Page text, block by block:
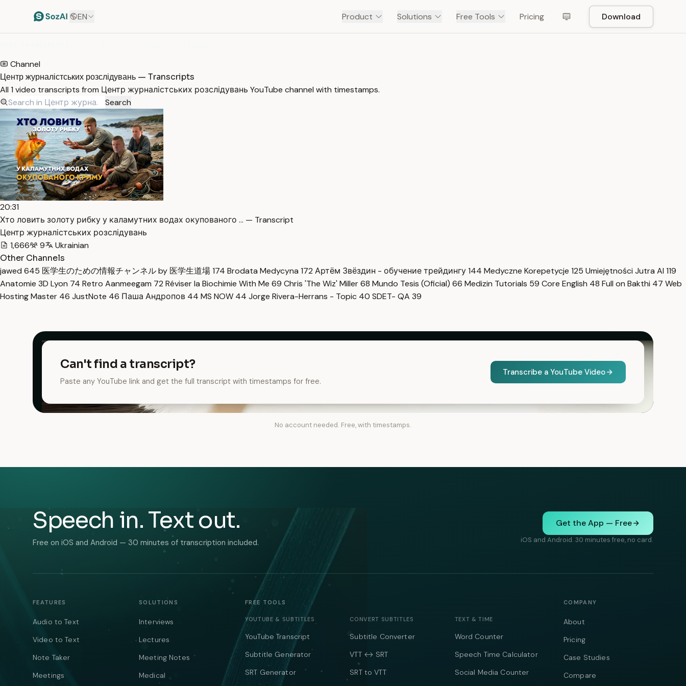
EN Product Solutions Free Tools Pricing Download
Channel
Центр журналістських розслідувань — Transcripts
All 1 video transcripts from Центр журналістських розслідувань YouTube channel with timestamps.
Search
20:31
Хто ловить золоту рибку у каламутних водах окупованого … — Transcript
Центр журналістських розслідувань
1,666
9
Ukrainian
Other Channels
jawed 645 医学生のための情報チャンネル by 医学生道場174 Brodata Medycyna 172 Артём Звёздин - обучение трейдингу144 Medyczne Korepetycje 125 Umiejętności Jutra AI 119
Anatomie 3D Lyon 74 Retro Aanmeegam 72 Réviser la Biochimie With Me 69 Chris 'The Wiz' Miller68 Mundo Tesis (Oficial) 66 Medizin Tutorials 59 Core English 48 Full on Bakthi 47 Web
Hosting Master 46 JustNote 46 Паша Андропов 44 MS NOW 44 Jorge Rivera-Herrans - Topic 40 SDET- QA 39
Can't find a transcript?
Paste any YouTube link and get the full transcript with timestamps for free.
Transcribe a YouTube Video
No account needed. Free, with timestamps.
Speech in. Text out.
Free on iOS and Android — 30 minutes of transcription included.
Get the App — Free
iOS and Android. 30 minutes free, no card.
FEATURES
Audio to Text
Video to Text
Note Taker
Meetings
SOLUTIONS
Interviews
Lectures
Meeting Notes
Medical
FREE TOOLS
YOUTUBE & SUBTITLES
YouTube Transcript
Subtitle Generator
SRT Generator
CONVERT SUBTITLES
Subtitle Converter
VTT ↔ SRT
SRT to VTT
TEXT & TIME
Word Counter
Speech Time Calculator
Social Media Counter
COMPANY
About
Pricing
Case Studies
Compare